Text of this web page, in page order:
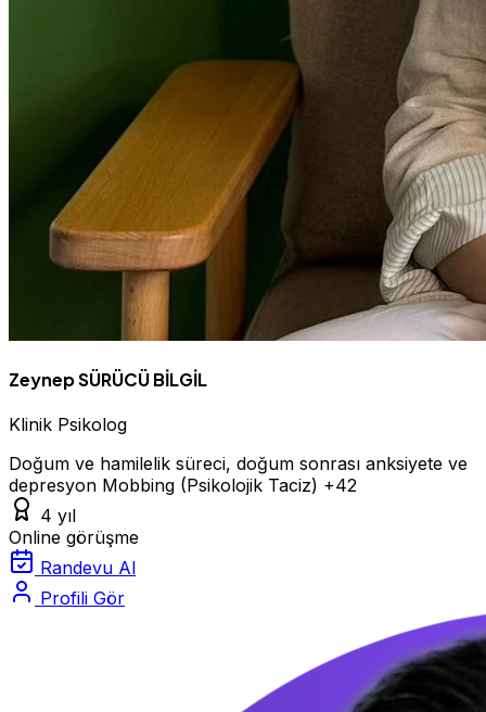
Zeynep SÜRÜCÜ BİLGİL
Klinik Psikolog
Doğum ve hamilelik süreci, doğum sonrası anksiyete ve
depresyon Mobbing (Psikolojik Taciz) +42
4 yıl
Online görüşme
Randevu Al
Profili Gör